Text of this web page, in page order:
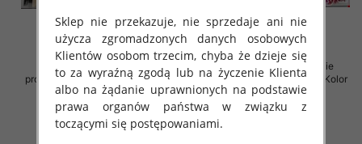
Sukienki damskie (Włoskie
produkt) Roz Standard, Mix Kolor
Paczka 5 szt
54.00 zł
Sukienki damskie (Włoskie
produkt) Roz Standard, Mix Kolor
Paczka 5 szt
54.00 zł
Sklep nie przekazuje, nie sprzedaje ani nie
użycza zgromadzonych danych osobowych
Klientów osobom trzecim, chyba że dzieje się
to za wyraźną zgodą lub na życzenie Klienta
albo na żądanie uprawnionych na podstawie
prawa organów państwa w związku z
toczącymi się postępowaniami.